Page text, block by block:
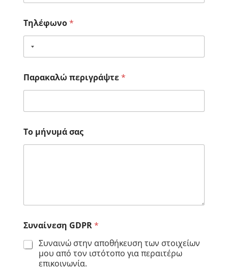
Τηλέφωνο*
Παρακαλώ περιγράψτε*
Το μήνυμά σας
Συναίνεση GDPR*
Συναινώ στην αποθήκευση των στοιχείων
μου από τον ιστότοπο για περαιτέρω
επικοινωνία.